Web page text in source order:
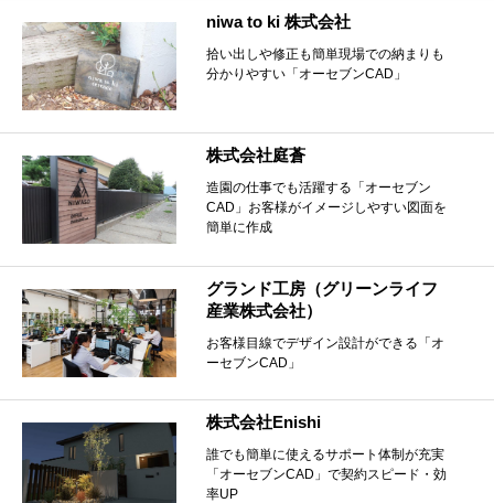
niwa to ki 株式会社
拾い出しや修正も簡単現場での納まりも
分かりやすい「オーセブンCAD」
株式会社庭蒼
造園の仕事でも活躍する「オーセブン
CAD」お客様がイメージしやすい図面を
簡単に作成
グランド工房（グリーンライフ
産業株式会社）
お客様目線でデザイン設計ができる「オ
ーセブンCAD」
株式会社Enishi
誰でも簡単に使えるサポート体制が充実
「オーセブンCAD」で契約スピード・効
率UP